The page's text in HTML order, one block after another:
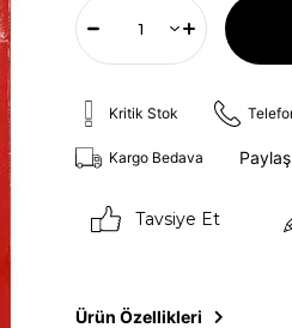
Kritik Stok
Kargo Bedava
Tavsiye Et
Ürün Özellikleri